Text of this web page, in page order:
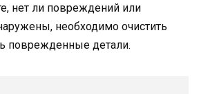
нет ли повреждений или
необходимо очистить
поврежденные детали.